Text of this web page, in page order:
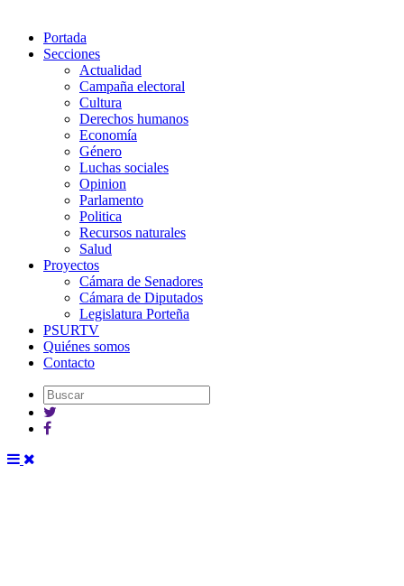
Portada
Secciones
Actualidad
Campaña electoral
Cultura
Derechos humanos
Economía
Género
Luchas sociales
Opinion
Parlamento
Politica
Recursos naturales
Salud
Proyectos
Cámara de Senadores
Cámara de Diputados
Legislatura Porteña
PSURTV
Quiénes somos
Contacto